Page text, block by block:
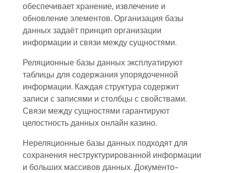
обеспечивает хранение, извлечение и
обновление элементов. Организация базы
данных задаёт принцип организации
информации и связи между сущностями.
Реляционные базы данных эксплуатируют
таблицы для содержания упорядоченной
информации. Каждая структура содержит
записи с записями и столбцы с свойствами.
Связи между сущностями гарантируют
целостность данных онлайн казино.
Нереляционные базы данных подходят для
сохранения неструктурированной информации
и больших массивов данных. Документо-